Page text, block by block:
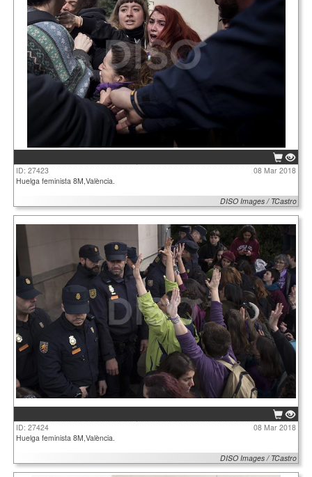
ID: 27423
08 Mar 2018
Huelga feminista 8M,València.
DISO Images / TCastro
ID: 27424
08 Mar 2018
Huelga feminista 8M,València.
DISO Images / TCastro